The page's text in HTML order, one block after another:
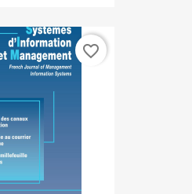
favorite_border